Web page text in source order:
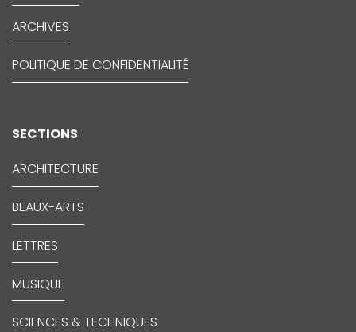
ARCHIVES
POLITIQUE DE CONFIDENTIALITÉ
SECTIONS
ARCHITECTURE
BEAUX-ARTS
LETTRES
MUSIQUE
SCIENCES & TECHNIQUES